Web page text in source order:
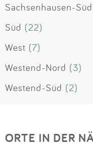
Sachsenhausen-Süd
Süd (22)
West (7)
Westend-Nord (3)
Westend-Süd (2)
ORTE IN DER